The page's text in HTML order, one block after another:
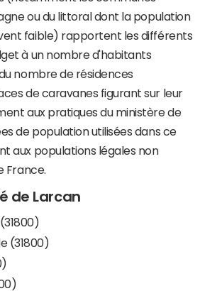
ou du littoral dont la population
faible) rapportent les différents
à un nombre d'habitants
nombre de résidences
de caravanes figurant sur leur
aux pratiques du ministère de
de population utilisées dans ce
aux populations légales non
France.
de Larcan
(31800)